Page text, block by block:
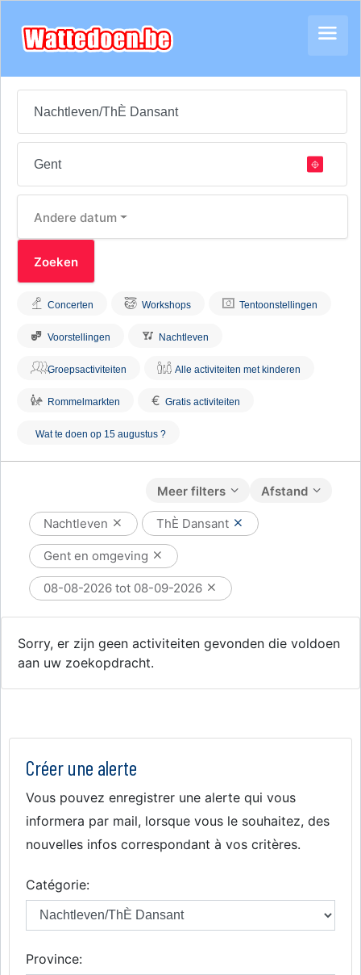
Andere datum
Concerten Workshops Tentoonstellingen
Voorstellingen Nachtleven
Groepsactiviteiten Alle activiteiten met kinderen
Rommelmarkten € Gratis activiteiten
Wat te doen op 15 augustus ?
Afstand
Meer filters
Nachtleven ThÈ Dansant
Gent en omgeving
08-08-2026 tot 08-09-2026
Sorry, er zijn geen activiteiten gevonden die voldoen
aan uw zoekopdracht.
Créer une alerte
Vous pouvez enregistrer une alerte qui vous
informera par mail, lorsque vous le souhaitez, des
nouvelles infos correspondant à vos critères.
Catégorie:
Province: